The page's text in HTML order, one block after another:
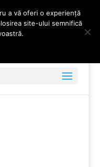
a vă oferi o experiență
site-ului semnifică